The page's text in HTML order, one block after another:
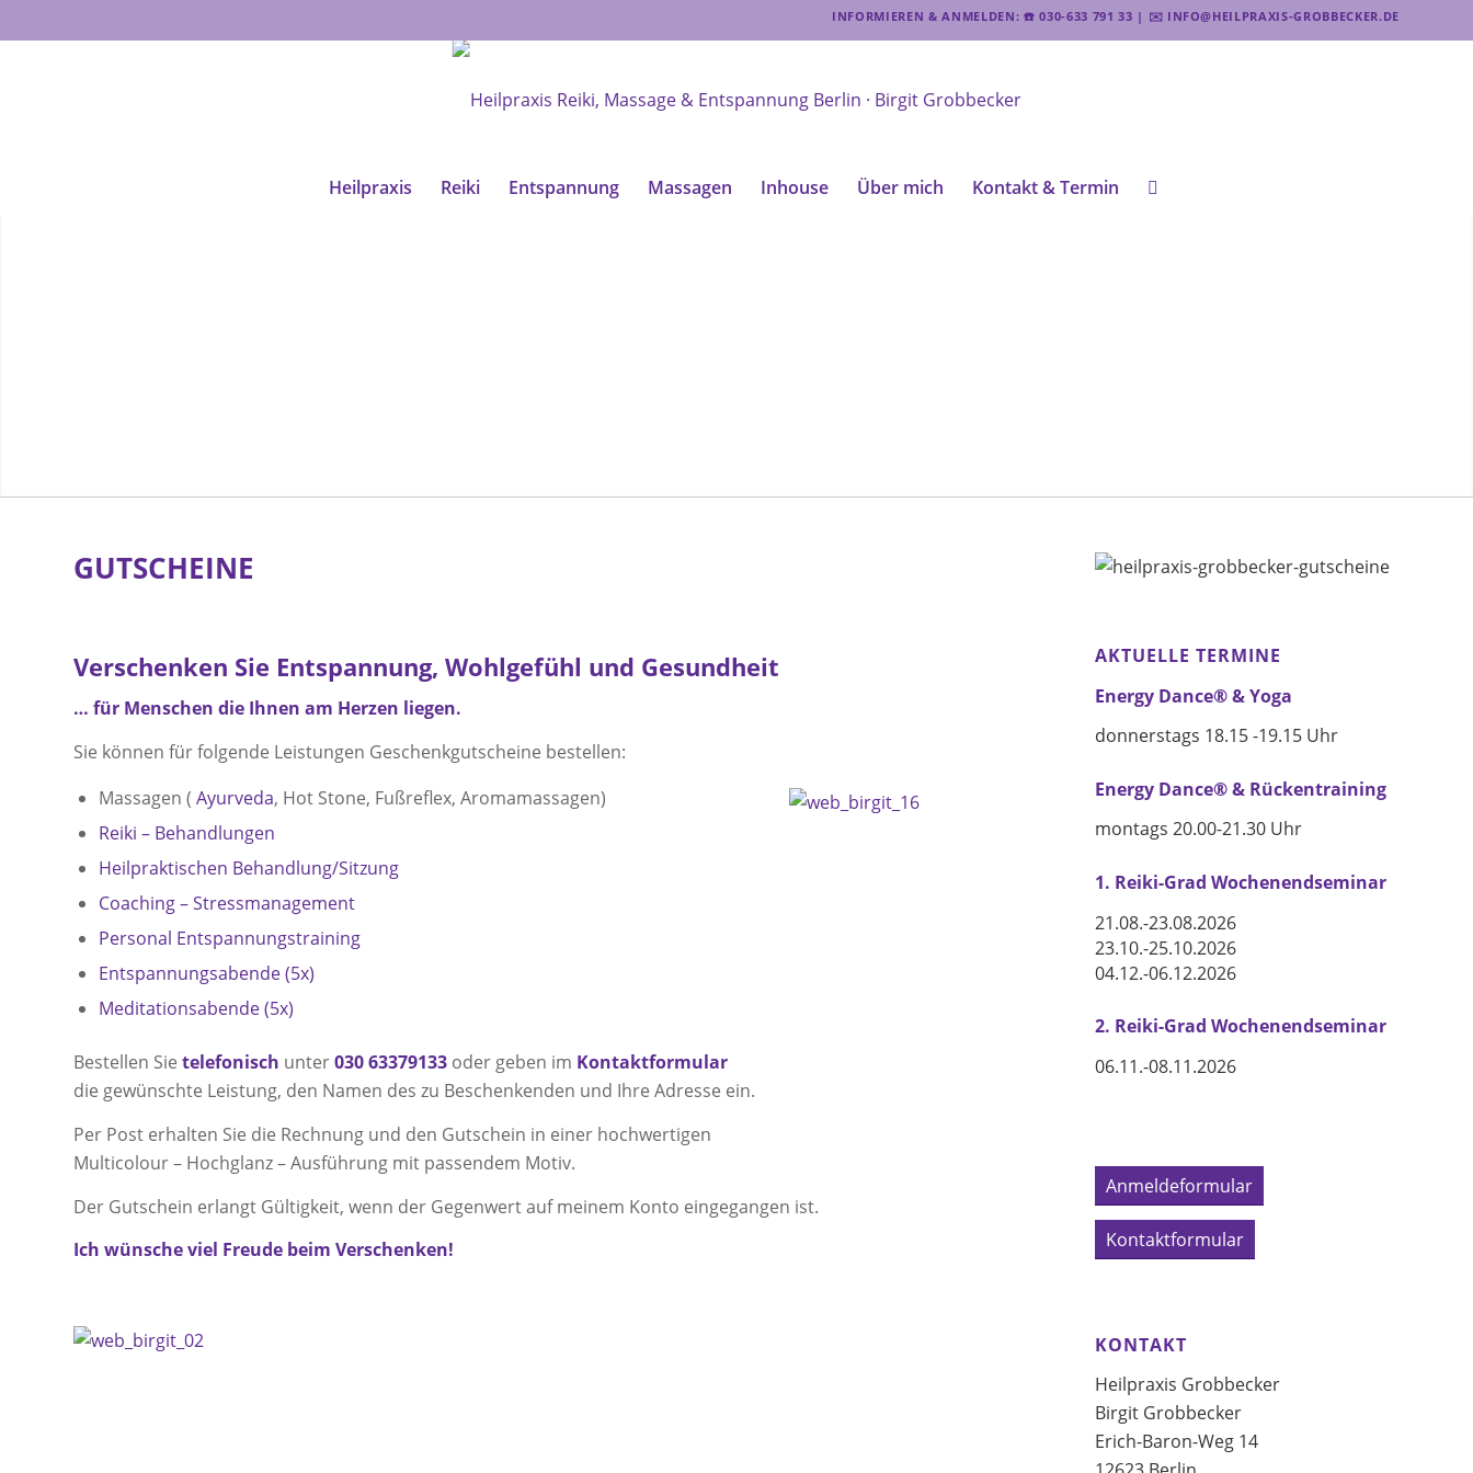
INFORMIEREN & ANMELDEN: ☎️ 030-633 791 33 | ✉️ INFO@HEILPRAXIS-GROBBECKER.DE
Heilpraxis Reiki Entspannung Massagen Inhouse Über mich Kontakt & Termin
GUTSCHEINE
Verschenken Sie Entspannung, Wohlgefühl und Gesundheit
… für Menschen die Ihnen am Herzen liegen.
Sie können für folgende Leistungen Geschenkgutscheine bestellen:
Massagen ( Ayurveda, Hot Stone, Fußreflex, Aromamassagen)
Reiki – Behandlungen
Heilpraktischen Behandlung/Sitzung
Coaching – Stressmanagement
Personal Entspannungstraining
Entspannungsabende (5x)
Meditationsabende (5x)
Bestellen Sie telefonisch unter030 63379133 oder geben im Kontaktformular
die gewünschte Leistung, den Namen des zu Beschenkenden und Ihre Adresse ein.
Per Post erhalten Sie die Rechnung und den Gutschein in einer hochwertigen
Multicolour – Hochglanz – Ausführung mit passendem Motiv.
Der Gutschein erlangt Gültigkeit, wenn der Gegenwert auf meinem Konto eingegangen ist.
Ich wünsche viel Freude beim Verschenken!
AKTUELLE TERMINE
Energy Dance® & Yoga
donnerstags 18.15 -19.15 Uhr
Energy Dance® & Rückentraining
montags 20.00-21.30 Uhr
1. Reiki-Grad Wochenendseminar
21.08.-23.08.2026
23.10.-25.10.2026
04.12.-06.12.2026
2. Reiki-Grad Wochenendseminar
06.11.-08.11.2026
Anmeldeformular
Kontaktformular
KONTAKT
Heilpraxis Grobbecker
Birgit Grobbecker
Erich-Baron-Weg 14